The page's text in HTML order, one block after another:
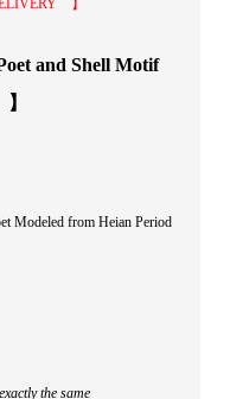
】
and Shell Motif
from Heian Period
the same